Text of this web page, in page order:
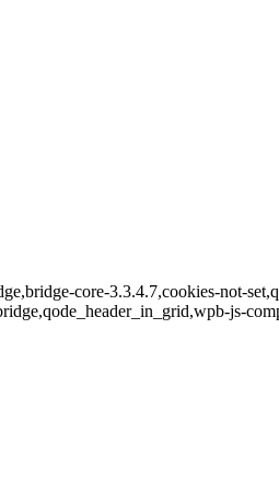
core-3.3.4.7,cookies-not-
js-